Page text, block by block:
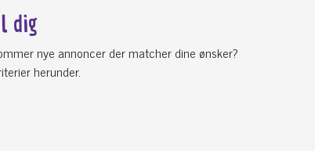
dig
nye annoncer der matcher dine ønsker?
herunder.